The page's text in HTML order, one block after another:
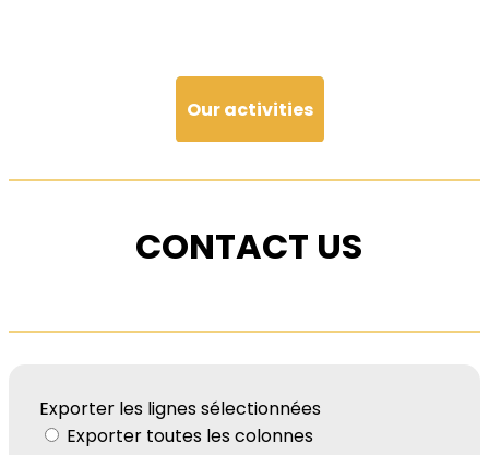
Our activities
CONTACT US